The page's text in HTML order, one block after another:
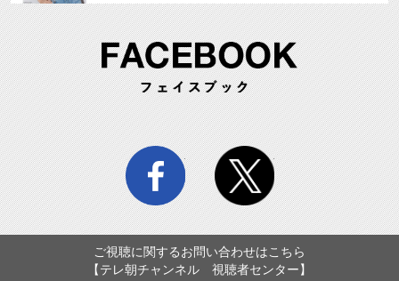
facebook twitter
ご視聴に関するお問い合わせはこちら
【テレ朝チャンネル 視聴者センター】